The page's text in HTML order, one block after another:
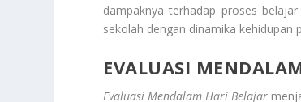
dampaknya terhadap proses
sekolah dengan dinamika
EVALUASI
Evaluasi Mendalam Hari Belajar